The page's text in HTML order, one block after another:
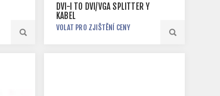
DVI-I TO DVI/VGA SPLITTER Y
KABEL
VOLAT PRO ZJIŠTĚNÍ CENY